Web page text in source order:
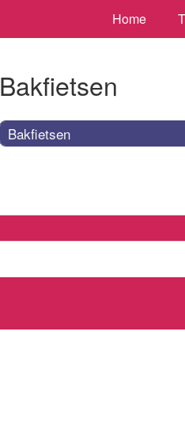
Home
Bakfietsen
Bakfietsen